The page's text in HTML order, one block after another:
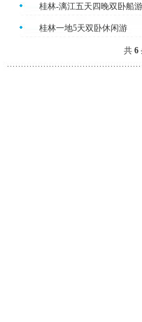
桂林-漓江五天四晚双卧船游
桂林一地5天双卧休闲游
共 6